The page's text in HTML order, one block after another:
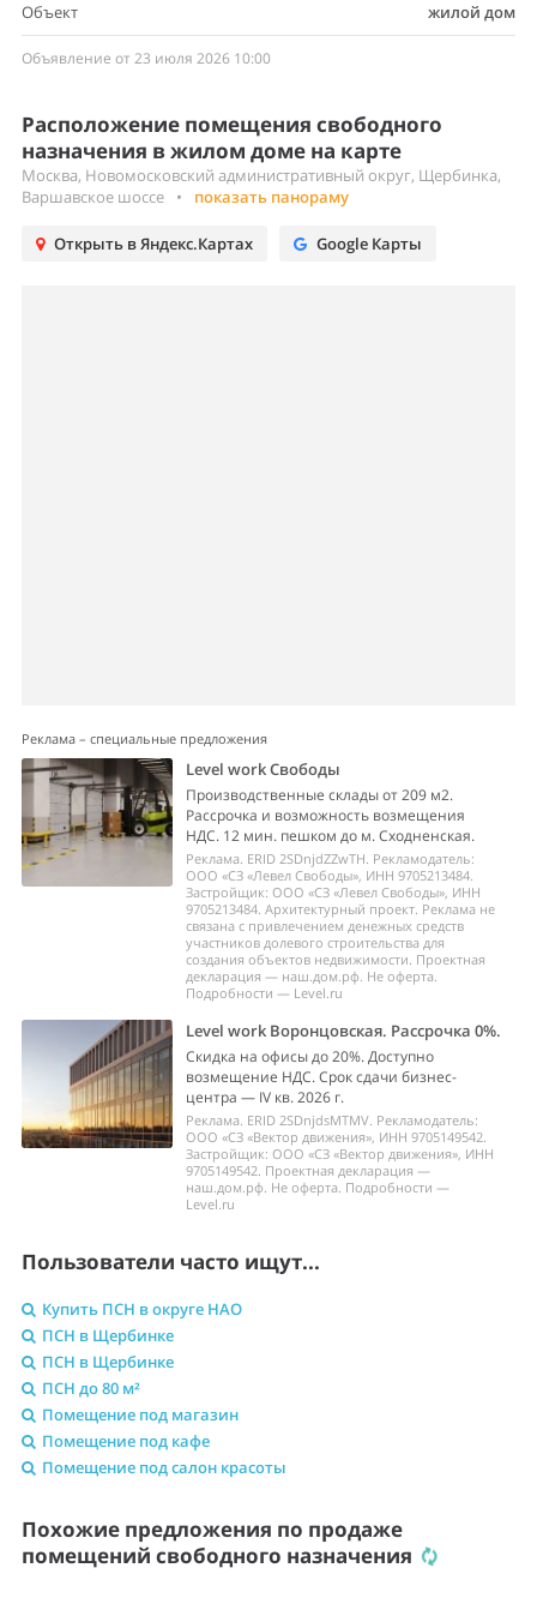
Объект жилой дом
Объявление от 23 июля 2026 10:00
Расположение помещения свободного
назначения в жилом доме на карте
Москва, Новомосковский административный округ, Щербинка,
Варшавское шоссе
• показать панораму
Открыть в Яндекс.Картах Google Карты
Реклама – специальные предложения
Level work Свободы
Производственные склады от 209 м2.
Рассрочка и возможность возмещения
НДС. 12 мин. пешком до м. Сходненская.
Реклама. ERID 2SDnjdZZwTH. Рекламодатель:
ООО «СЗ «Левел Свободы», ИНН 9705213484.
Застройщик: ООО «СЗ «Левел Свободы», ИНН
9705213484. Архитектурный проект. Реклама не
связана с привлечением денежных средств
участников долевого строительства для
создания объектов недвижимости. Проектная
декларация — наш.дом.рф. Не оферта.
Подробности — Level.ru
Level work Воронцовская. Рассрочка 0%.
Скидка на офисы до 20%. Доступно
возмещение НДС. Срок сдачи бизнес-
центра — IV кв. 2026 г.
Реклама. ERID 2SDnjdsMTMV. Рекламодатель:
ООО «СЗ «Вектор движения», ИНН 9705149542.
Застройщик: ООО «СЗ «Вектор движения», ИНН
9705149542. Проектная декларация —
наш.дом.рф. Не оферта. Подробности —
Level.ru
Пользователи часто ищут...
Купить ПСН в округе НАО
ПСН в Щербинке
ПСН в Щербинке
ПСН до 80 м²
Помещение под магазин
Помещение под кафе
Помещение под салон красоты
Похожие предложения по продаже
помещений свободного назначения